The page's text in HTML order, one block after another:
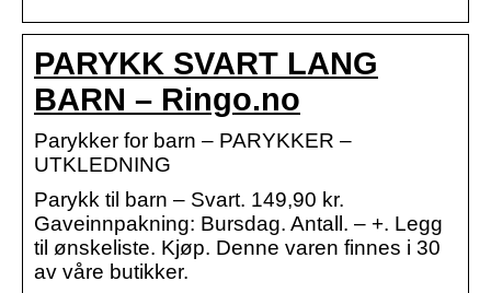
PARYKK SVART LANG
BARN – Ringo.no
Parykker for barn – PARYKKER –
UTKLEDNING
Parykk til barn – Svart. 149,90 kr.
Gaveinnpakning: Bursdag. Antall. – +. Legg
til ønskeliste. Kjøp. Denne varen finnes i 30
av våre butikker.